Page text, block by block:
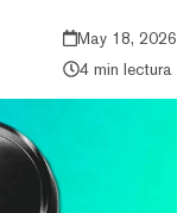
May 18, 2026
4 min lectura